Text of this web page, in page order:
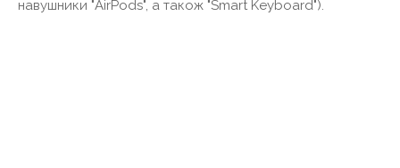
навушники "AirPods", а також "Smart Keyboard").